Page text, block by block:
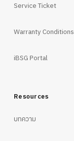
Service Ticket
Warranty Conditions
iBSG Portal
Resources
บทความ